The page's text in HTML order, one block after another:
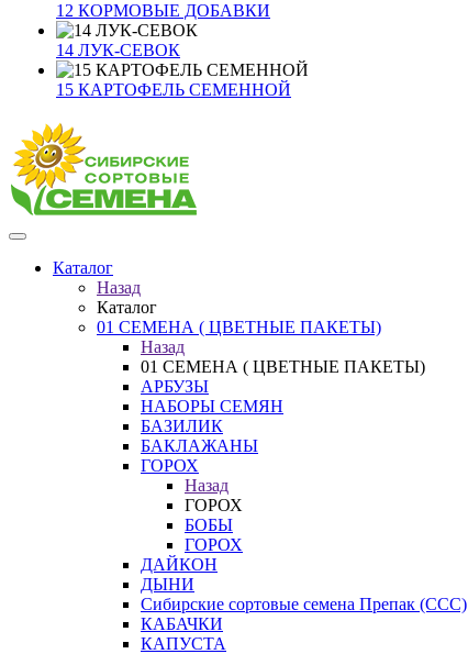
12 КОРМОВЫЕ ДОБАВКИ
14 ЛУК-СЕВОК
15 КАРТОФЕЛЬ СЕМЕННОЙ
Каталог
Назад
Каталог
01 СЕМЕНА ( ЦВЕТНЫЕ ПАКЕТЫ)
Назад
01 СЕМЕНА ( ЦВЕТНЫЕ ПАКЕТЫ)
АРБУЗЫ
НАБОРЫ СЕМЯН
БАЗИЛИК
БАКЛАЖАНЫ
ГОРОХ
Назад
ГОРОХ
БОБЫ
ГОРОХ
ДАЙКОН
ДЫНИ
Сибирские сортовые семена Препак (ССС)
КАБАЧКИ
КАПУСТА